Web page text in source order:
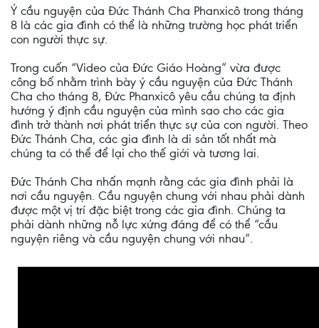
Ý cầu nguyện của Đức Thánh Cha Phanxicô trong tháng
8 là các gia đình có thể là những trường học phát triển
con người thực sự.
Trong cuốn “Video của Đức Giáo Hoàng” vừa được
công bố nhằm trình bày ý cầu nguyện của Đức Thánh
Cha cho tháng 8, Đức Phanxicô yêu cầu chúng ta định
hướng ý định cầu nguyện của mình sao cho các gia
đình trở thành nơi phát triển thực sự của con người. Theo
Đức Thánh Cha, các gia đình là di sản tốt nhất mà
chúng ta có thể để lại cho thế giới và tương lai.
Đức Thánh Cha nhấn mạnh rằng các gia đình phải là
nơi cầu nguyện. Cầu nguyện chung với nhau phải dành
được một vị trí đặc biệt trong các gia đình. Chúng ta
phải dành những nỗ lực xứng đáng để có thể “cầu
nguyện riêng và cầu nguyện chung với nhau”.